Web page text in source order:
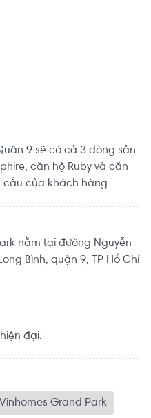
9 sẽ có cả 3 dòng sản
căn hộ Ruby và căn
cầu của khách hàng.
nằm tại đường Nguyễn
Bình, quận 9, TP Hồ Chí
đại.
Grand Park